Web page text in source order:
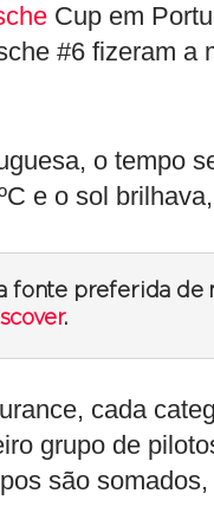
Cup em
#6 fizeram a
o tempo
e o sol
fonte preferida de
.
cada
grupo de
são